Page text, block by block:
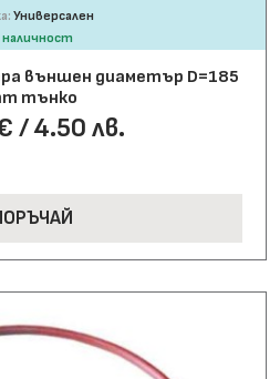
Универсален
наличност
външен диаметър D=185
тънко
/ 4.50 лв.